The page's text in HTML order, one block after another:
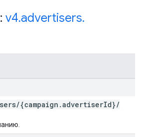
v4.advertisers.
/{campaign .advertiserId}/